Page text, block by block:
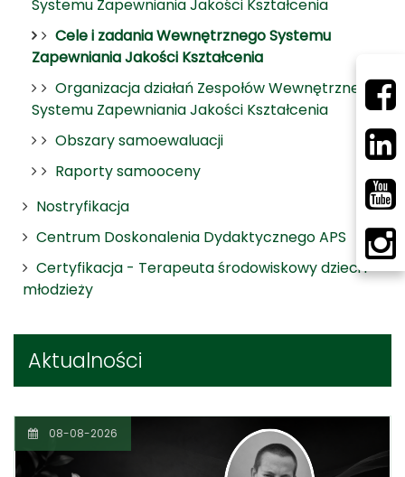
Systemu Zapewniania Jakości Kształcenia
Cele i zadania Wewnętrznego Systemu
Zapewniania Jakości Kształcenia
Organizacja działań Zespołów Wewnętrznego
Systemu Zapewniania Jakości Kształcenia
Obszary samoewaluacji
Raporty samooceny
Nostryfikacja
Centrum Doskonalenia Dydaktycznego APS
Certyfikacja - Terapeuta środowiskowy dzieci i
młodzieży
Aktualności
08-08-2026